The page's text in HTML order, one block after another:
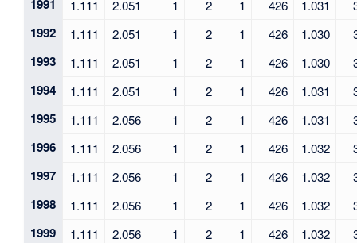
1991 1.111 2.051 1 2 1 426 1.031
1992 1.111 2.051 1 2 1 426 1.030
1993 1.111 2.051 1 2 1 426 1.030
1994 1.111 2.051 1 2 1 426 1.031
1995 1.111 2.056 1 2 1 426 1.031
1996 1.111 2.056 1 2 1 426 1.032
1997 1.111 2.056 1 2 1 426 1.032
1998 1.111 2.056 1 2 1 426 1.032
1999 1.111 2.056 1 2 1 426 1.032